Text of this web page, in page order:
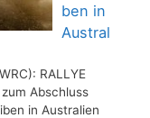
ben in
Austral
RALLYE
Abschluss
in Australien